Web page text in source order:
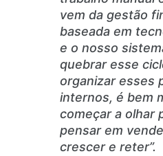
vem da gestão
baseada em
e o nosso
quebrar esse
organizar esses
internos, é bem
começar a olhar
pensar em
crescer e reter”.